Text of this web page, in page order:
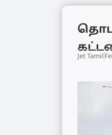
Jet Tamil